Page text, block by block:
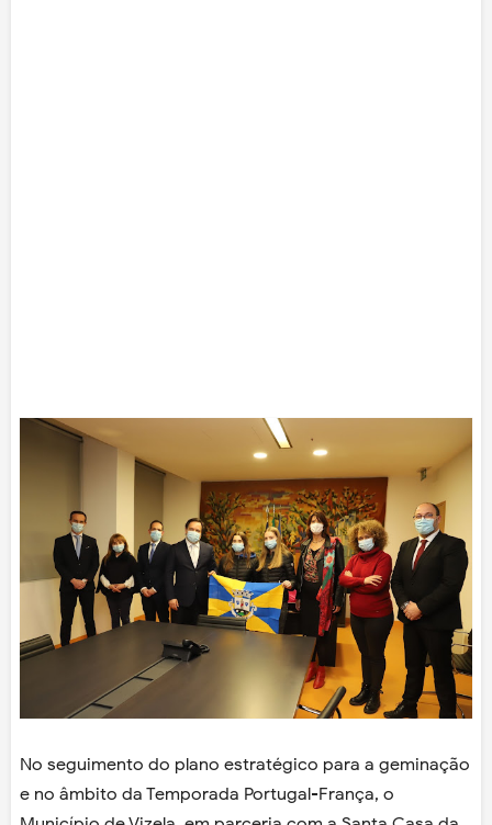
No seguimento do plano estratégico para a geminação
e no âmbito da Temporada Portugal-França, o